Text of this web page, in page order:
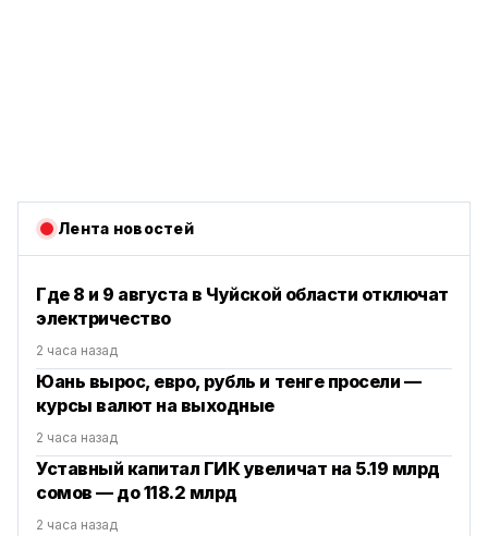
Лента новостей
Где 8 и 9 августа в Чуйской области отключат
электричество
2 часа назад
Юань вырос, евро, рубль и тенге просели —
курсы валют на выходные
2 часа назад
Уставный капитал ГИК увеличат на 5.19 млрд
сомов — до 118.2 млрд
2 часа назад